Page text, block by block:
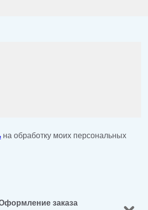
на обработку моих персональных
заказа